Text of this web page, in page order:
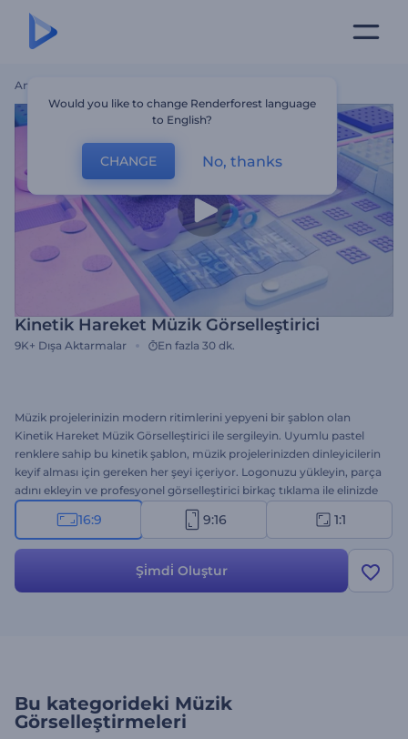
Ana Sayfa
Kinetik Hareket Müzik Görselleştirici
9K+ Dışa Aktarmalar En fazla 30 dk.
Müzik projelerinizin modern ritimlerini yepyeni bir şablon olan
Kinetik Hareket Müzik Görselleştirici ile sergileyin. Uyumlu pastel
renklere sahip bu kinetik şablon, müzik projelerinizden dinleyicilerin
keyif alması için gereken her şeyi içeriyor. Logonuzu yükleyin, parça
adını ekleyin ve profesyonel görselleştirici birkaç tıklama ile elinizde
olsun. Single tanıtımları, albüm reklamları, müzik kanalları vs. için
mükemmel bir seçenek. Son teknoloji müzik görselleştirici ile hedef
16:9 9:16 1:1
Şi̇mdi̇ Oluştur
Bu kategorideki Müzik
Görselleştirmeleri
Would you like to change Renderforest language
to English?
CHANGE No, thanks